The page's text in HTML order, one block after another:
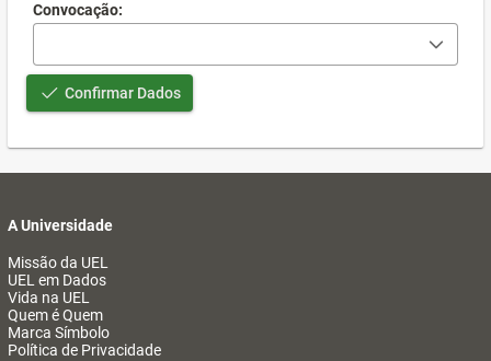
Convocação:
Confirmar Dados
A Universidade
Missão da UEL
UEL em Dados
Vida na UEL
Quem é Quem
Marca Símbolo
Política de Privacidade